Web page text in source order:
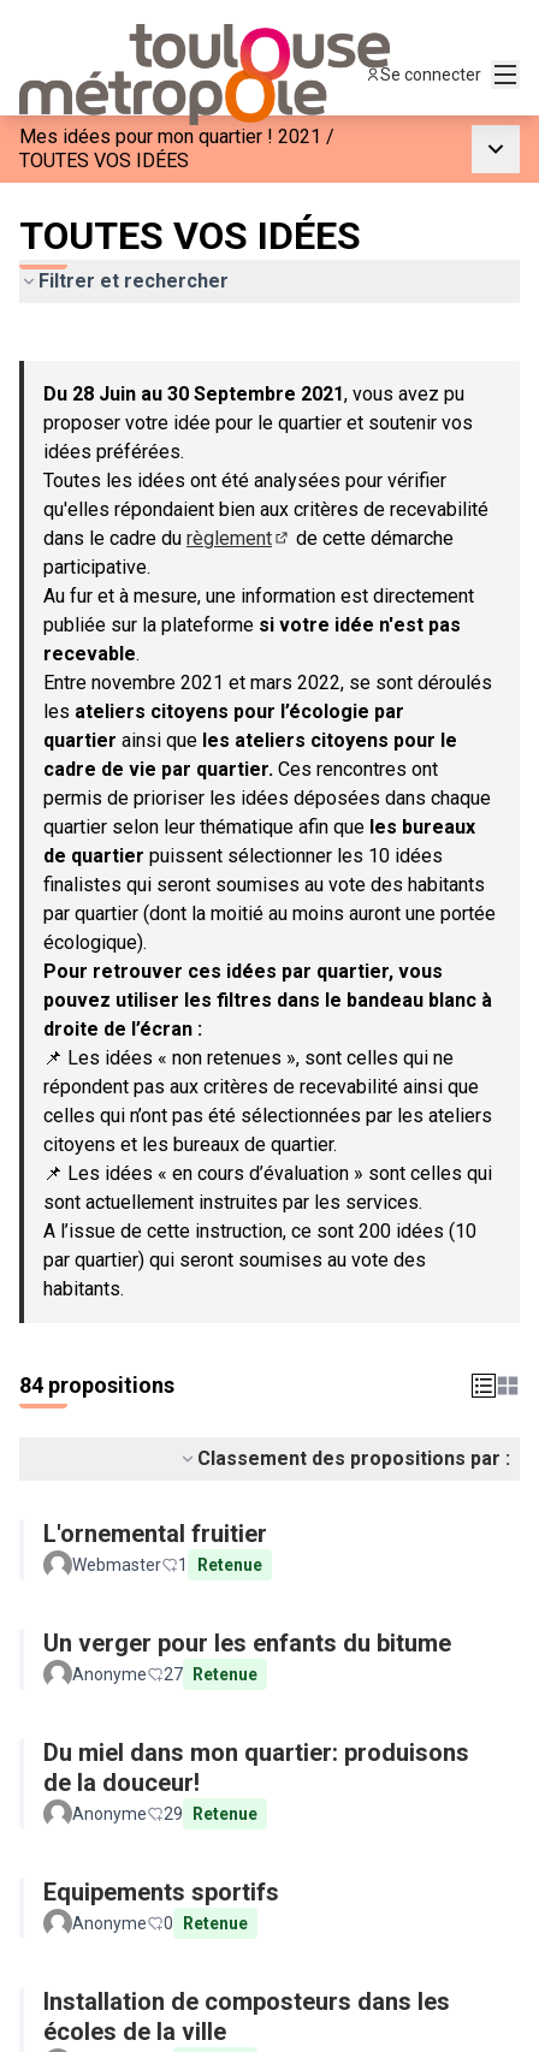
Se connecter
Mes idées pour mon quartier ! 2021 /
TOUTES VOS IDÉES
TOUTES VOS IDÉES
Filtrer et rechercher
−
Du 28 Juin au 30 Septembre 2021, vous avez pu
proposer votre idée pour le quartier et soutenir vos
idées préférées.
Toutes les idées ont été analysées pour vérifier
qu'elles répondaient bien aux critères de recevabilité
dans le cadre du règlement
de cette démarche
participative.
Au fur et à mesure, une information est directement
publiée sur la plateforme si votre idée n'est pas
recevable.
Entre novembre 2021 et mars 2022, se sont déroulés
les ateliers citoyens pour l’écologie par
quartier ainsi que les ateliers citoyens pour le
cadre de vie par quartier. Ces rencontres ont
permis de prioriser les idées déposées dans chaque
quartier selon leur thématique afin que les bureaux
de quartier puissent sélectionner les 10 idées
finalistes qui seront soumises au vote des habitants
par quartier (dont la moitié au moins auront une portée
écologique).
Pour retrouver ces idées par quartier, vous
pouvez utiliser les filtres dans le bandeau blanc à
droite de l’écran :
📌 Les idées « non retenues », sont celles qui ne
répondent pas aux critères de recevabilité ainsi que
celles qui n’ont pas été sélectionnées par les ateliers
citoyens et les bureaux de quartier.
📌 Les idées « en cours d’évaluation » sont celles qui
sont actuellement instruites par les services.
A l’issue de cette instruction, ce sont 200 idées (10
par quartier) qui seront soumises au vote des
habitants.
84 propositions
Classement des propositions par :
L'ornemental fruitier
Webmaster 1 Retenue
Un verger pour les enfants du bitume
Anonyme 27 Retenue
Du miel dans mon quartier: produisons
de la douceur!
Anonyme 29 Retenue
Equipements sportifs
Anonyme 0 Retenue
Installation de composteurs dans les
écoles de la ville